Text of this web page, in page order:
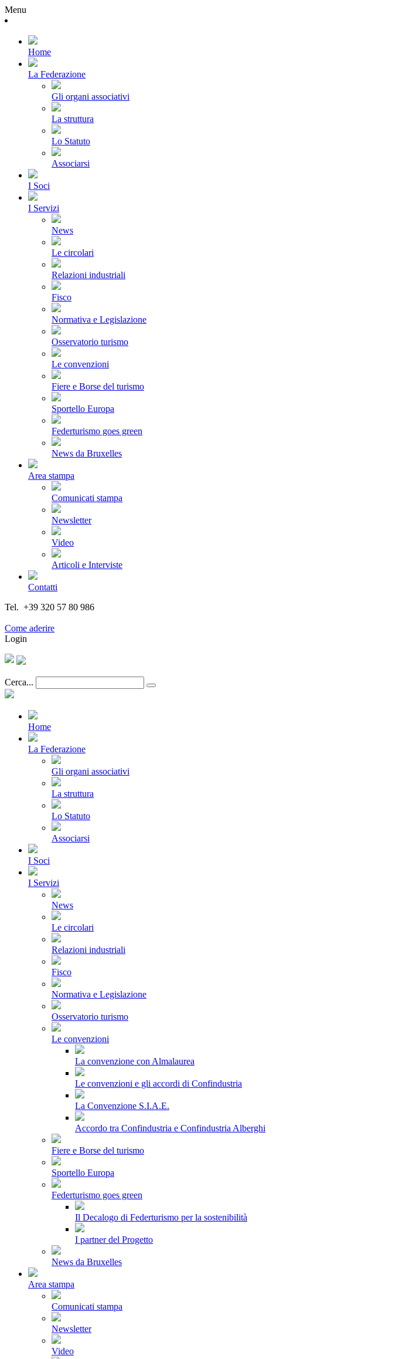
Menu
Home
La Federazione
Gli organi associativi
La struttura
Lo Statuto
Associarsi
I Soci
I Servizi
News
Le circolari
Relazioni industriali
Fisco
Normativa e Legislazione
Osservatorio turismo
Le convenzioni
Fiere e Borse del turismo
Sportello Europa
Federturismo goes green
News da Bruxelles
Area stampa
Comunicati stampa
Newsletter
Video
Articoli e Interviste
Contatti
Tel. +39 320 57 80 986
Come aderire
Login
Cerca...
Home
La Federazione
Gli organi associativi
La struttura
Lo Statuto
Associarsi
I Soci
I Servizi
News
Le circolari
Relazioni industriali
Fisco
Normativa e Legislazione
Osservatorio turismo
Le convenzioni
La convenzione con Almalaurea
Le convenzioni e gli accordi di Confindustria
La Convenzione S.I.A.E.
Accordo tra Confindustria e Confindustria Alberghi
Fiere e Borse del turismo
Sportello Europa
Federturismo goes green
Il Decalogo di Federturismo per la sostenibilità
I partner del Progetto
News da Bruxelles
Area stampa
Comunicati stampa
Newsletter
Video